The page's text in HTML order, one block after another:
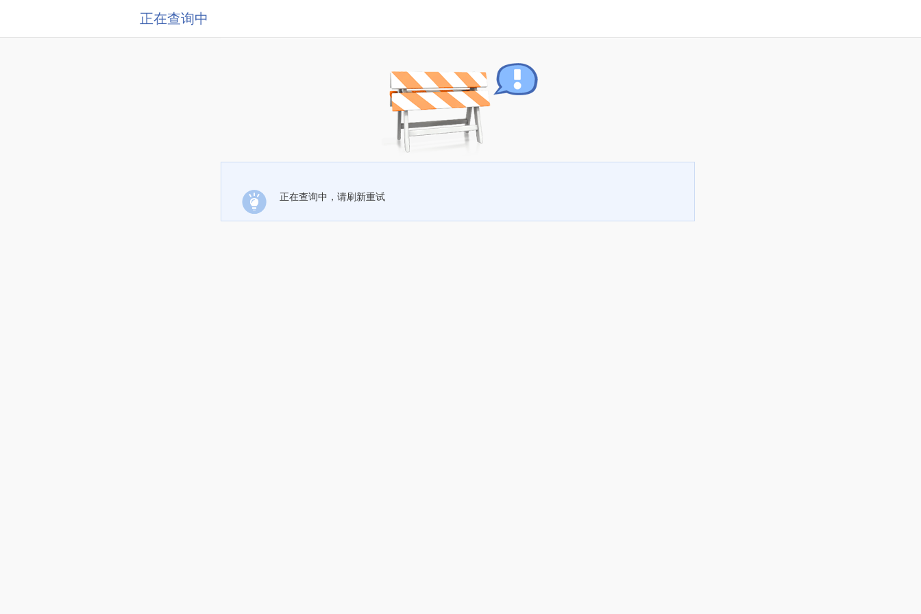
正在查询中
正在查询中，请刷新重试